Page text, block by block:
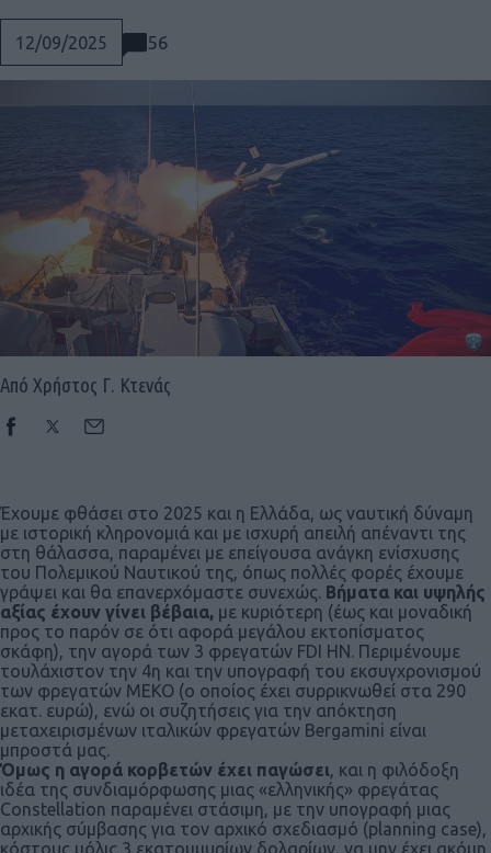
Social
12/09/2025 56
Από Χρήστος Γ. Κτενάς
Έχουμε φθάσει στο 2025 και η Ελλάδα, ως ναυτική δύναμη
με ιστορική κληρονομιά και με ισχυρή απειλή απέναντι της
στη θάλασσα, παραμένει με επείγουσα ανάγκη ενίσχυσης
του Πολεμικού Ναυτικού της, όπως πολλές φορές έχουμε
γράψει και θα επανερχόμαστε συνεχώς. Βήματα και υψηλής
αξίας έχουν γίνει βέβαια, με κυριότερη (έως και μοναδική
προς το παρόν σε ότι αφορά μεγάλου εκτοπίσματος
σκάφη), την αγορά των 3 φρεγατών FDI HN. Περιμένουμε
τουλάχιστον την 4η και την υπογραφή του εκσυγχρονισμού
των φρεγατών ΜΕΚΟ (ο οποίος έχει συρρικνωθεί στα 290
εκατ. ευρώ), ενώ οι συζητήσεις για την απόκτηση
μεταχειρισμένων ιταλικών φρεγατών Bergamini είναι
μπροστά μας.
Όμως η αγορά κορβετών έχει παγώσει, και η φιλόδοξη
ιδέα της συνδιαμόρφωσης μιας «ελληνικής» φρεγάτας
Constellation παραμένει στάσιμη, με την υπογραφή μιας
αρχικής σύμβασης για τον αρχικό σχεδιασμό (planning case),
κόστους μόλις 3 εκατομμυρίων δολαρίων, να μην έχει ακόμη